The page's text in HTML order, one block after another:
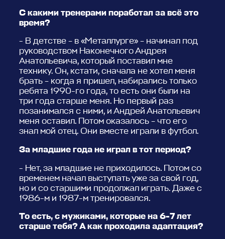
С какими тренерами поработал за всё это
время?
- В детстве – в «Металлурге» – начинал под
руководством Наконечного Андрея
Анатольевича, который поставил мне
технику. Он, кстати, сначала не хотел меня
брать – когда я пришел, набирались только
ребята 1990-го года, то есть они были на
три года старше меня. Но первый раз
позанимался с ними, и Андрей Анатольевич
меня оставил. Потом оказалось – что его
знал мой отец. Они вместе играли в футбол.
За младшие года не играл в тот период?
- Нет, за младшие не приходилось. Потом со
временем начал выступать уже за свой год,
но и со старшими продолжал играть. Даже с
1986-м и 1987-м тренировался.
То есть, с мужиками, которые на 6-7 лет
старше тебя? А как проходила адаптация?